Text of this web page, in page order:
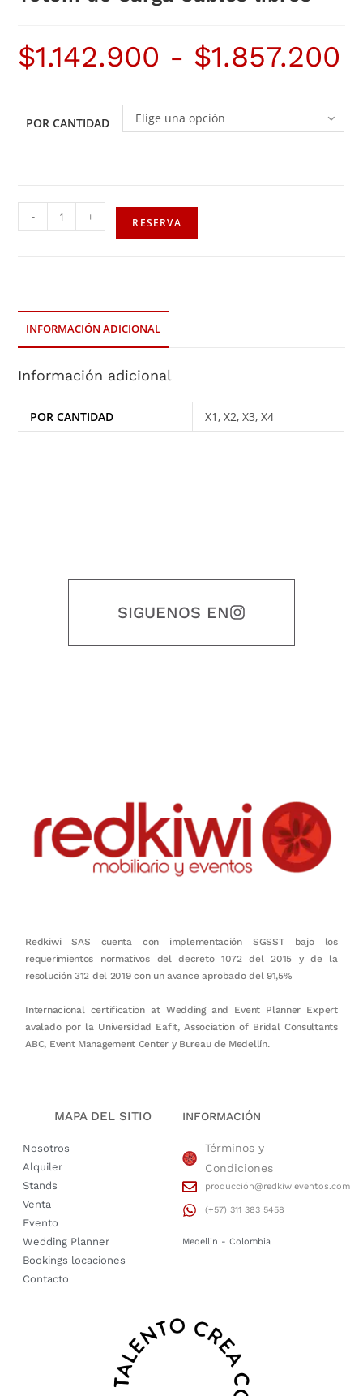
$1.142.900 - $1.857.200
POR CANTIDAD Elige una opción
- + RESERVA
INFORMACIÓN ADICIONAL
Información adicional
POR CANTIDAD X1, X2, X3, X4
SIGUENOS EN
Redkiwi SAS cuenta con implementación SGSST bajo los
requerimientos normativos del decreto 1072 del 2015 y de la
resolución 312 del 2019 con un avance aprobado del 91,5%
Internacional certification at Wedding and Event Planner Expert
avalado por la Universidad Eafit, Association of Bridal Consultants
ABC, Event Management Center y Bureau de Medellín.
MAPA DEL SITIO
Nosotros
Alquiler
Stands
Venta
Evento
Wedding Planner
Bookings locaciones
Contacto
INFORMACIÓN
Términos y
Condiciones
producción@redkiwieventos.com
(+57) 311 383 5458
Medellin - Colombia